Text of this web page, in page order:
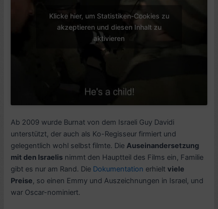
Klicke hier, um Statistiken-Cookies zu
akzeptieren und diesen Inhalt zu
aktivieren
Ab 2009 wurde Burnat von dem Israeli Guy Davidi
unterstützt, der auch als Ko-Regisseur firmiert und
gelegentlich wohl selbst filmte. DieAuseinandersetzung
mit den Israelis nimmt den Hauptteil des Films ein, Familie
gibt es nur am Rand. Die Dokumentation erhieltviele
Preise, so einen Emmy und Auszeichnungen in Israel, und
war Oscar-nominiert.